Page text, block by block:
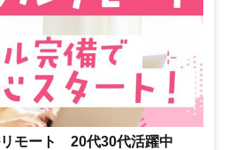
モート 20代30代活躍中